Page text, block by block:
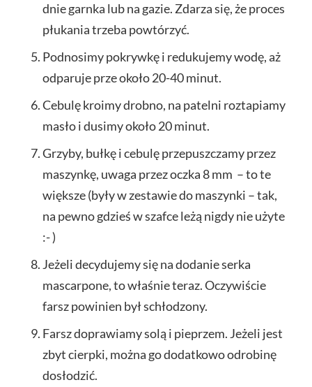
dnie garnka lub na gazie. Zdarza się, że proces
płukania trzeba powtórzyć.
Podnosimy pokrywkę i redukujemy wodę, aż
odparuje prze około 20-40 minut.
Cebulę kroimy drobno, na patelni roztapiamy
masło i dusimy około 20 minut.
Grzyby, bułkę i cebulę przepuszczamy przez
maszynkę, uwaga przez oczka 8 mm – to te
większe (były w zestawie do maszynki – tak,
na pewno gdzieś w szafce leżą nigdy nie użyte
:- )
Jeżeli decydujemy się na dodanie serka
mascarpone, to właśnie teraz. Oczywiście
farsz powinien był schłodzony.
Farsz doprawiamy solą i pieprzem. Jeżeli jest
zbyt cierpki, można go dodatkowo odrobinę
dosłodzić.